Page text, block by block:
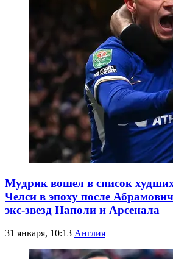
Мудрик вошел в список
Челси в эпоху после
экс-звезд Наполи и Арсенала
31 января, 10:13 Англия